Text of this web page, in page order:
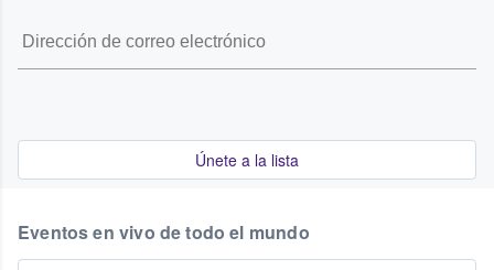
Únete a la lista
Eventos en vivo de todo el mundo